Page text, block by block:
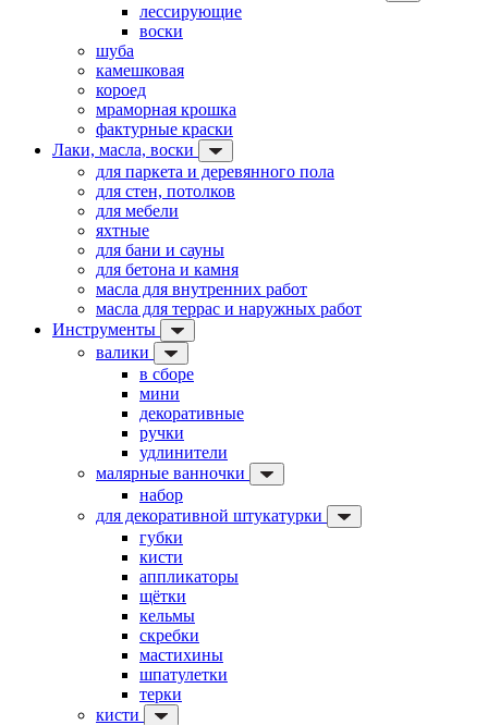
лессирующие
воски
шуба
камешковая
короед
мраморная крошка
фактурные краски
Лаки, масла, воски
для паркета и деревянного пола
для стен, потолков
для мебели
яхтные
для бани и сауны
для бетона и камня
масла для внутренних работ
масла для террас и наружных работ
Инструменты
валики
в сборе
мини
декоративные
ручки
удлинители
малярные ванночки
набор
для декоративной штукатурки
губки
кисти
аппликаторы
щётки
кельмы
скребки
мастихины
шпатулетки
терки
кисти